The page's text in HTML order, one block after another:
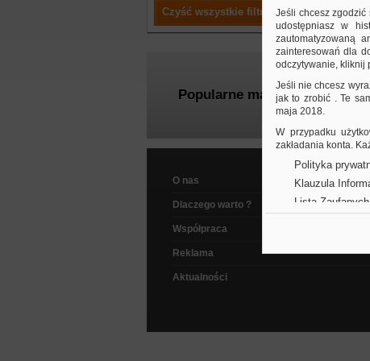
Czyść wszystkie filtry
Popularne marki
O nas
Dlaczego warto ?
Współpraca
Reklama
Aktualności
Jeśli chcesz zgodzić
udostępniasz w
zautomatyzowaną
zainteresowań dla
odczytywanie, kliknij
Jeśli nie chcesz
jak to zrobić . Te
maja 2018.
W przypadku
zakładania konta.
Polityka
Klauzula
Lista